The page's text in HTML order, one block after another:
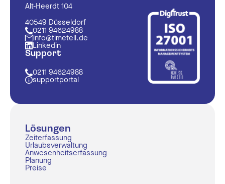
Alt-Heerdt 104
40549 Düsseldorf
0211 94624988
info@timetell.de
Linkedin
Support
0211 94624988
supportportal
Lösungen
Zeiterfassung
Urlaubsverwaltung
Anwesenheitserfassung
Planung
Preise